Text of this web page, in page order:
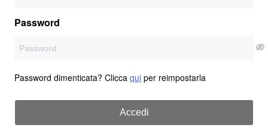
Password
Password dimenticata? Clicca qui per reimpostarla
Accedi